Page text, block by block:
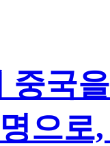
중국
으